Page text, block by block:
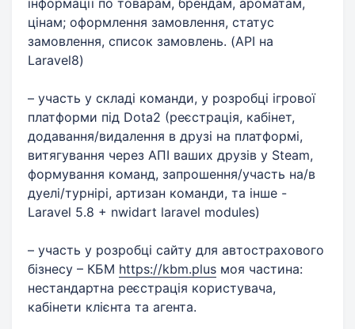
цінам; оформлення замовлення, статус
замовлення, список замовлень. (API на
Laravel8)
– участь у складі команди, у розробці ігрової
платформи під Dota2 (реєстрація, кабінет,
додавання/видалення в друзі на платформі,
витягування через АПІ ваших друзів у Steam,
формування команд, запрошення/участь на/в
дуелі/турнірі, артизан команди, та інше -
Laravel 5.8 + nwidart laravel modules)
– участь у розробці сайту для автострахового
бізнесу – КБМ https://kbm.plus моя частина:
нестандартна реєстрація користувача,
кабінети клієнта та агента.